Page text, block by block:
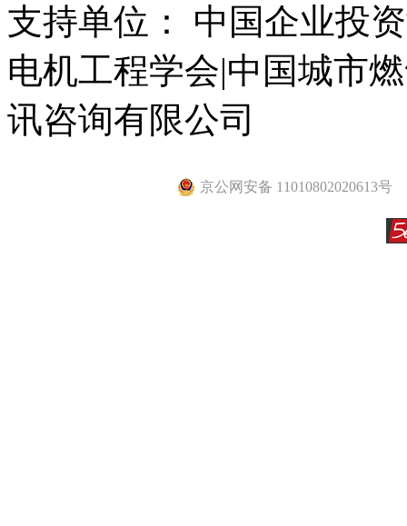
支持单位： 中国企业投
电机工程学会|中国城市
讯咨询有限公司
京公网安备 11010802020613号